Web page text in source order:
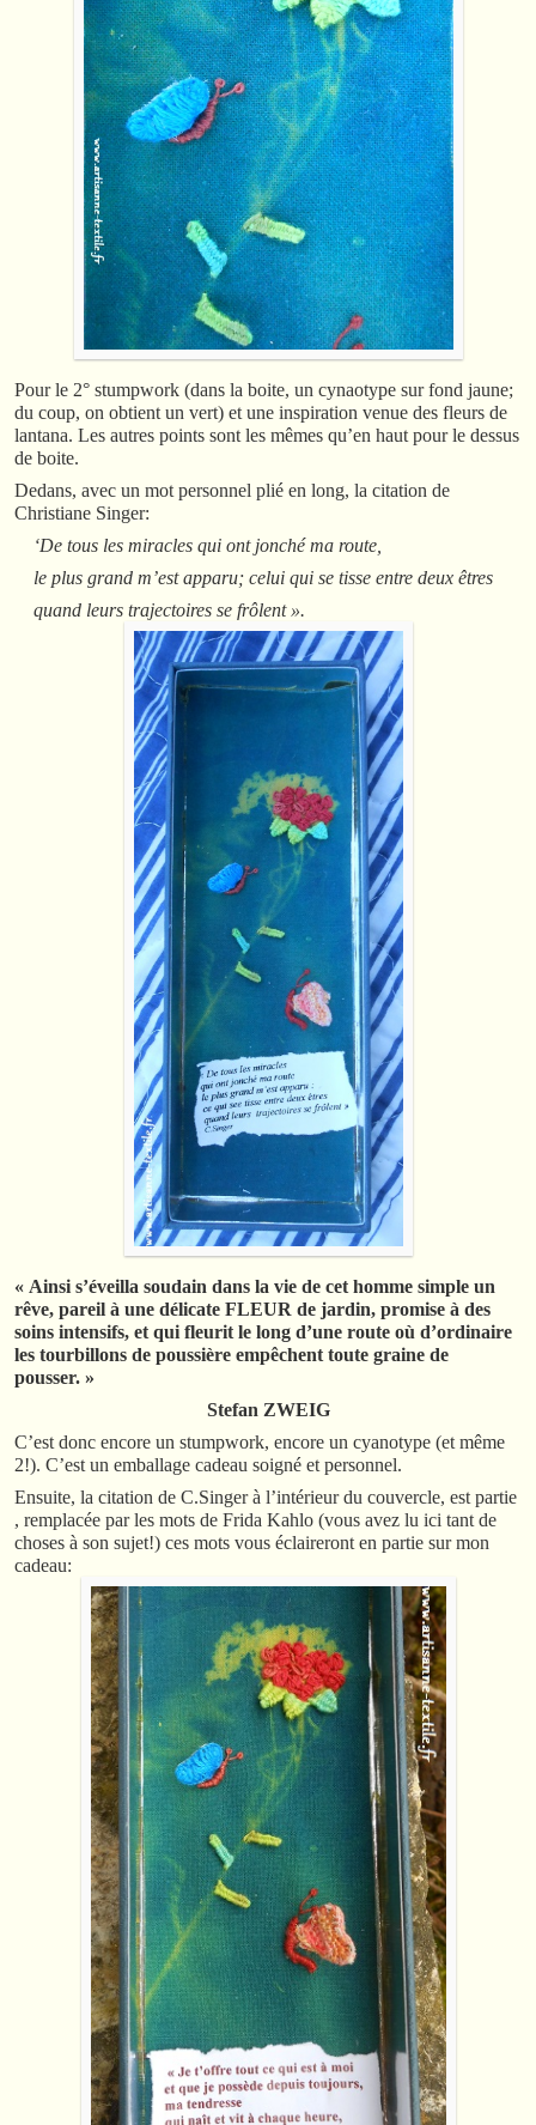
Pour le 2° stumpwork (dans la boite, un cynaotype sur fond jaune;
du coup, on obtient un vert) et une inspiration venue des fleurs de
lantana. Les autres points sont les mêmes qu’en haut pour le dessus
de boite.
Dedans, avec un mot personnel plié en long, la citation de
Christiane Singer:
‘De tous les miracles qui ont jonché ma route,
le plus grand m’est apparu; celui qui se tisse entre deux êtres
quand leurs trajectoires se frôlent ».
« Ainsi s’éveilla soudain dans la vie de cet homme simple un
rêve, pareil à une délicate FLEUR de jardin, promise à des
soins intensifs, et qui fleurit le long d’une route où d’ordinaire
les tourbillons de poussière empêchent toute graine de
pousser. »
Stefan ZWEIG
C’est donc encore un stumpwork, encore un cyanotype (et même
2!). C’est un emballage cadeau soigné et personnel.
Ensuite, la citation de C.Singer à l’intérieur du couvercle, est partie
, remplacée par les mots de Frida Kahlo (vous avez lu ici tant de
choses à son sujet!) ces mots vous éclaireront en partie sur mon
cadeau: